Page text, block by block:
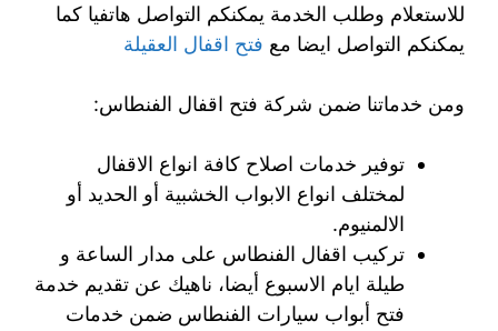
للاستعلام وطلب الخدمة يمكنكم التواصل هاتفيا كما
يمكنكم التواصل ايضا مع فتح اقفال العقيلة
ومن خدماتنا ضمن شركة فتح اقفال الفنطاس:
توفير خدمات اصلاح كافة انواع الاقفال
لمختلف انواع الابواب الخشبية أو الحديد أو
الالمنيوم.
تركيب اقفال الفنطاس على مدار الساعة و
طيلة ايام الاسبوع أيضا، ناهيك عن تقديم خدمة
فتح أبواب سيارات الفنطاس ضمن خدمات